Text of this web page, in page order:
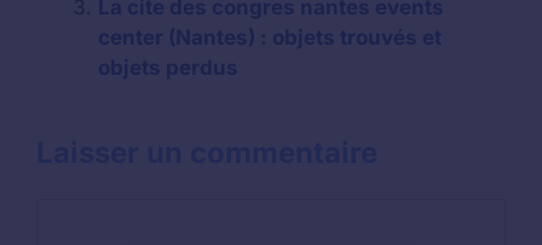
La cite des congres nantes events
center (Nantes) : objets trouvés et
objets perdus